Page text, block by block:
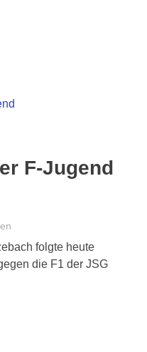
F-Jugend
folgte heute
die F1 der JSG